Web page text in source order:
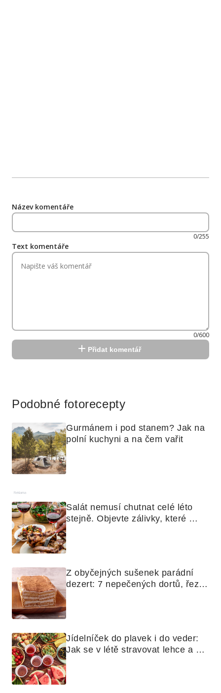
Název komentáře
0/255
Text komentáře
0/600
Přidat komentář
Podobné fotorecepty
Gurmánem i pod stanem? Jak na
polní kuchyni a na čem vařit
Reklama
Salát nemusí chutnat celé léto
stejně. Objevte zálivky, které
Z obyčejných sušenek parádní
dezert: 7 nepečených dortů, řezů
Jídelníček do plavek i do veder:
Jak se v létě stravovat lehce a